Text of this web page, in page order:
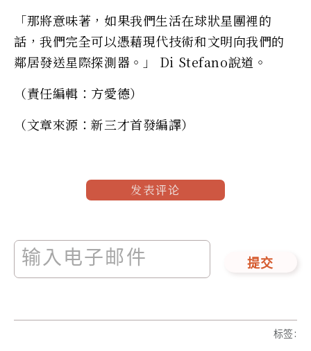
「那將意味著，如果我們生活在球狀星團裡的
話，我們完全可以憑藉現代技術和文明向我們的
鄰居發送星際探測器。」 Di Stefano說道。
（責任編輯：方愛德）
（文章來源：新三才首發編譯）
发表评论
提交
标签: